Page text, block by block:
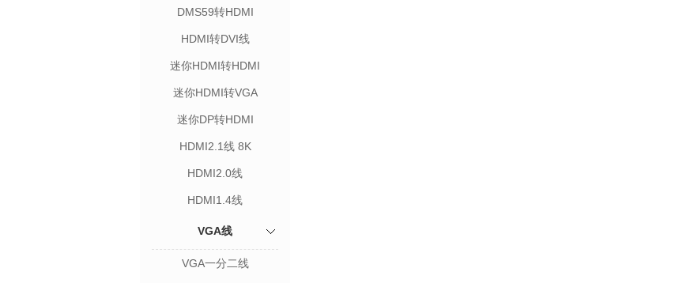
DMS59转HDMI
HDMI转DVI线
迷你HDMI转HDMI
迷你HDMI转VGA
迷你DP转HDMI
HDMI2.1线 8K
HDMI2.0线
HDMI1.4线
VGA线
VGA一分二线